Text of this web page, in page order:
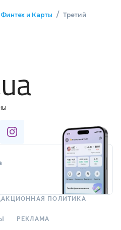
Финтех и Карты / Третий
ПОЛИТИКА
РЕКЛАМА